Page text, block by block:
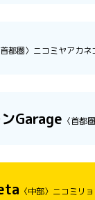
首都圏〉ニコミヤア
Garage 〈首
〈中部〉ニコミ